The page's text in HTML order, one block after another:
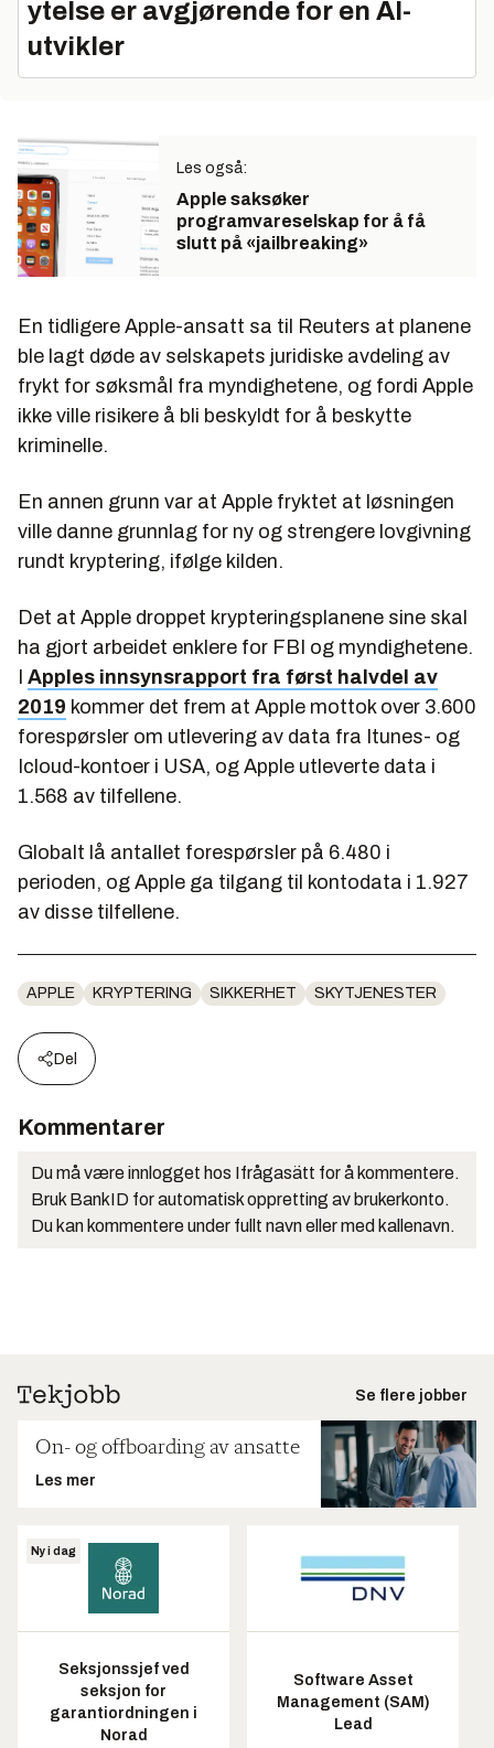
ytelse er avgjørende for en AI-
utvikler
Les også:
Apple saksøker
programvareselskap for å få
slutt på «jailbreaking»
En tidligere Apple-ansatt sa til Reuters at planene
ble lagt døde av selskapets juridiske avdeling av
frykt for søksmål fra myndighetene, og fordi Apple
ikke ville risikere å bli beskyldt for å beskytte
kriminelle.
En annen grunn var at Apple fryktet at løsningen
ville danne grunnlag for ny og strengere lovgivning
rundt kryptering, ifølge kilden.
Det at Apple droppet krypteringsplanene sine skal
ha gjort arbeidet enklere for FBI og myndighetene.
I Apples innsynsrapport fra først halvdel av
2019 kommer det frem at Apple mottok over 3.600
forespørsler om utlevering av data fra Itunes- og
Icloud-kontoer i USA, og Apple utleverte data i
1.568 av tilfellene.
Globalt lå antallet forespørsler på 6.480 i
perioden, og Apple ga tilgang til kontodata i 1.927
av disse tilfellene.
APPLE KRYPTERING SIKKERHET SKYTJENESTER
Del
Kommentarer
Du må være innlogget hos Ifrågasätt for å kommentere.
Bruk BankID for automatisk oppretting av brukerkonto.
Du kan kommentere under fullt navn eller med kallenavn.
Se flere jobber
On- og offboarding av ansatte
Les mer
Ny i dag
Seksjonssjef ved
seksjon for
garantiordningen i
Norad
Software Asset
Management (SAM)
Lead